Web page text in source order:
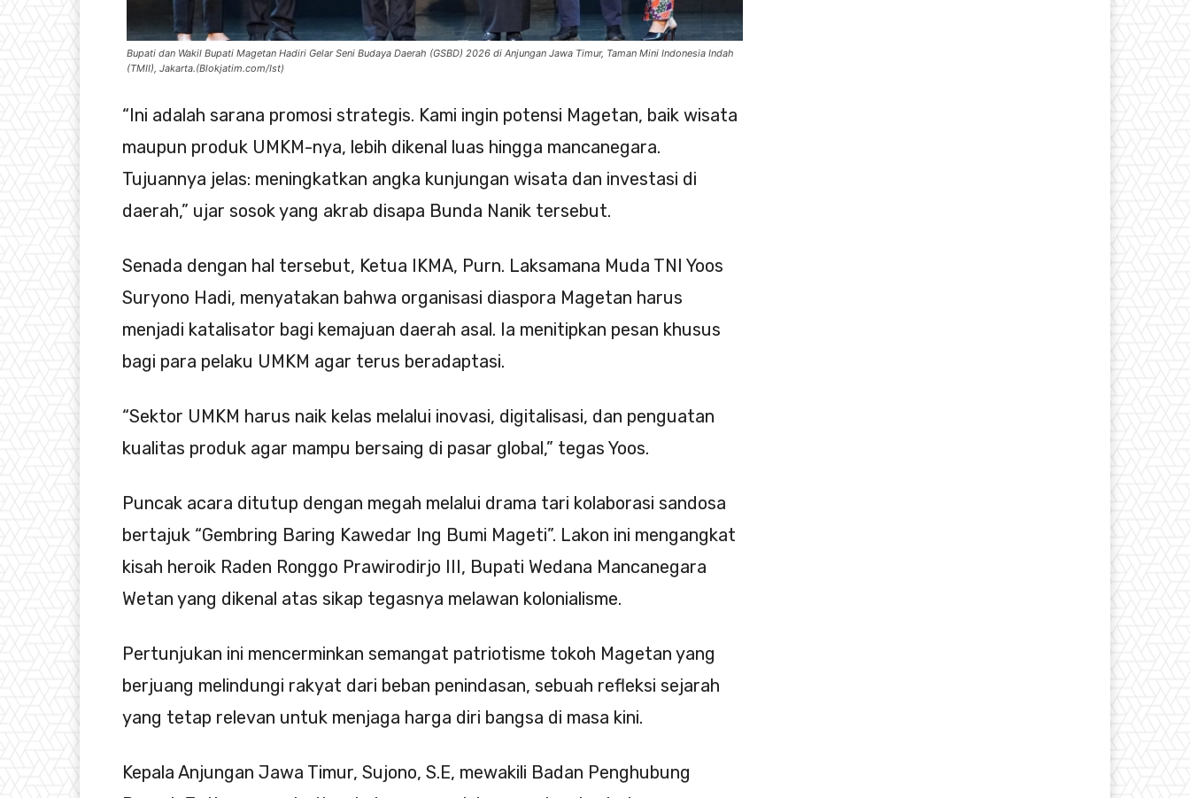
Bupati dan Wakil Bupati Magetan Hadiri Gelar Seni Budaya Daerah (GSBD) 2026 di Anjungan Jawa Timur, Taman Mini Indonesia Indah
(TMII), Jakarta.(Blokjatim.com/Ist)
“Ini adalah sarana promosi strategis. Kami ingin potensi Magetan, baik wisata
maupun produk UMKM-nya, lebih dikenal luas hingga mancanegara.
Tujuannya jelas: meningkatkan angka kunjungan wisata dan investasi di
daerah,” ujar sosok yang akrab disapa Bunda Nanik tersebut.
Senada dengan hal tersebut, Ketua IKMA, Purn. Laksamana Muda TNI Yoos
Suryono Hadi, menyatakan bahwa organisasi diaspora Magetan harus
menjadi katalisator bagi kemajuan daerah asal. Ia menitipkan pesan khusus
bagi para pelaku UMKM agar terus beradaptasi.
“Sektor UMKM harus naik kelas melalui inovasi, digitalisasi, dan penguatan
kualitas produk agar mampu bersaing di pasar global,” tegas Yoos.
Puncak acara ditutup dengan megah melalui drama tari kolaborasi sandosa
bertajuk “Gembring Baring Kawedar Ing Bumi Mageti”. Lakon ini mengangkat
kisah heroik Raden Ronggo Prawirodirjo III, Bupati Wedana Mancanegara
Wetan yang dikenal atas sikap tegasnya melawan kolonialisme.
Pertunjukan ini mencerminkan semangat patriotisme tokoh Magetan yang
berjuang melindungi rakyat dari beban penindasan, sebuah refleksi sejarah
yang tetap relevan untuk menjaga harga diri bangsa di masa kini.
Kepala Anjungan Jawa Timur, Sujono, S.E, mewakili Badan Penghubung